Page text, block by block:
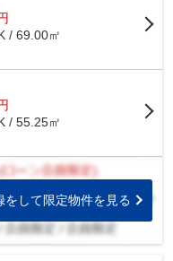
/ 69.00㎡
/ 55.25㎡
をして限定物件を見る